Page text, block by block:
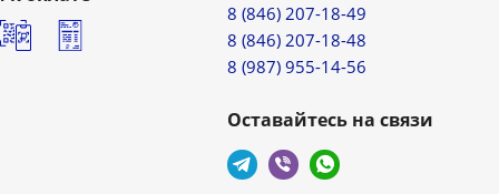
8 (846) 207-18-49
8 (846) 207-18-48
8 (987) 955-14-56
Оставайтесь на связи